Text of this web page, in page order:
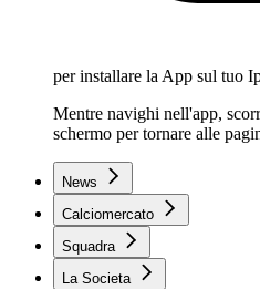
per installare la App sul tuo
Mentre navighi nell'app,
schermo per tornare alle
News
Calciomercato
Squadra
La Societa